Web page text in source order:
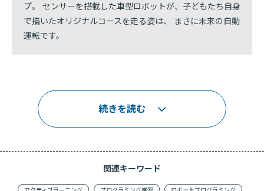
プ。 センサーを搭載した車型ロボットが、子どもたち自身
で描いたオリジナルコースを走る姿は、 まさに未来の自動
運転です。
続きを読む
関連キーワード